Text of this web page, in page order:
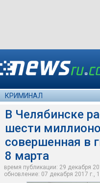
КРИМИНАЛ
В Челябинске
шести
совершенная в
8 марта
время публикации: 29 декабря
обновление: 07 декабря 2017 г.,